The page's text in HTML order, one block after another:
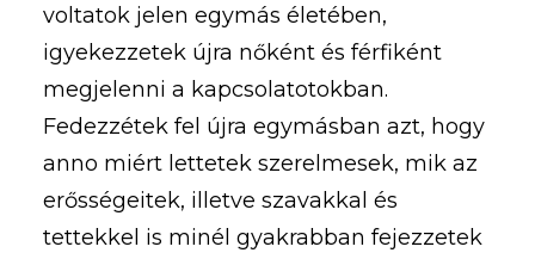
voltatok jelen egymás életében,
igyekezzetek újra nőként és férfiként
megjelenni a kapcsolatotokban.
Fedezzétek fel újra egymásban azt, hogy
anno miért lettetek szerelmesek, mik az
erősségeitek, illetve szavakkal és
tettekkel is minél gyakrabban fejezzetek